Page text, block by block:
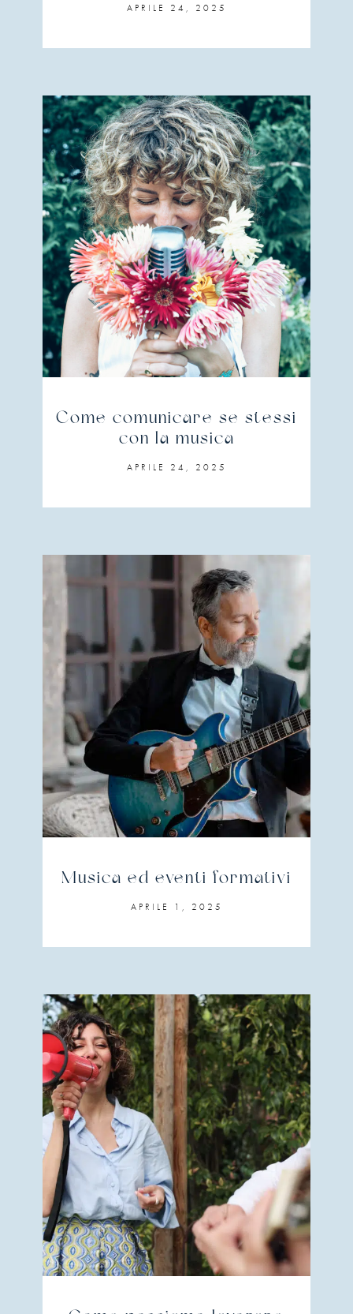
APRILE 24, 2025
Come comunicare se stessi
con la musica
APRILE 24, 2025
Musica ed eventi formativi
APRILE 1, 2025